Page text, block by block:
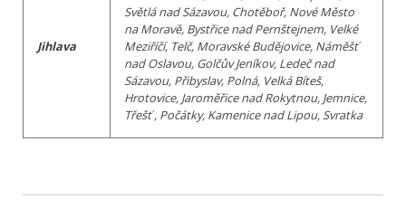
Jihlava
Světlá nad Sázavou, Chotěboř, Nové Město
na Moravě, Bystřice nad Pernštejnem, Velké
Meziříčí, Telč, Moravské Budějovice, Náměšť
nad Oslavou, Golčův Jeníkov, Ledeč nad
Sázavou, Přibyslav, Polná, Velká Bíteš,
Hrotovice, Jaroměřice nad Rokytnou, Jemnice,
Třešť , Počátky, Kamenice nad Lipou, Svratka